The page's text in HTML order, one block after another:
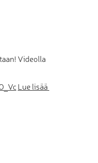
Videolla
Lue lisää